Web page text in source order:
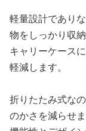
軽量設計であり
物をしっかり収納
キャリーケース
軽減します。
折りたたみ式な
のかさを減らせま